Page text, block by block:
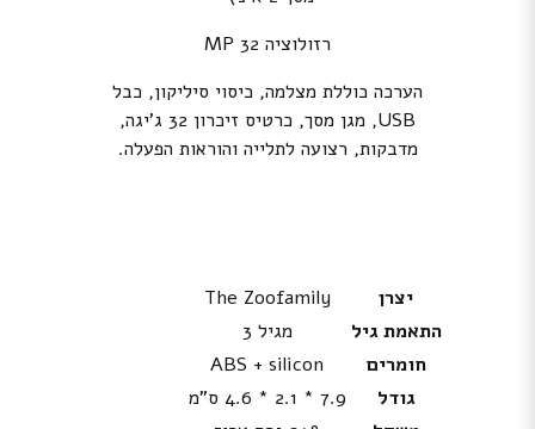
רזולוציה 32 MP
הערכה כוללת מצלמה, כיסוי סיליקון, כבל
USB, מגן מסך, כרטיס זיכרון 32 ג’יגה,
מדבקות, רצועה לתלייה והוראות הפעלה.
יצרן
The Zoofamily
התאמת גיל
מגיל 3
חומרים
ABS + silicon
גודל
7.9 * 2.1 * 4.6 ס”מ